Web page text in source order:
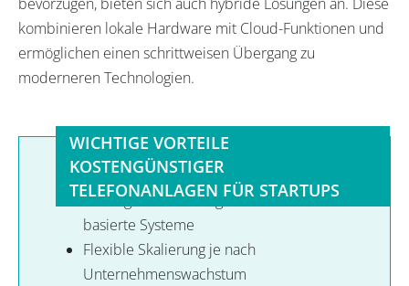
kombinieren lokale Hardware mit Cloud-Funktionen und
ermöglichen einen schrittweisen Übergang zu
moderneren Technologien.
WICHTIGE VORTEILE
KOSTENGÜNSTIGER
TELEFONANLAGEN FÜR STARTUPS
Niedrige Anschaffungskosten durch Cloud-
basierte Systeme
Flexible Skalierung je nach
Unternehmenswachstum